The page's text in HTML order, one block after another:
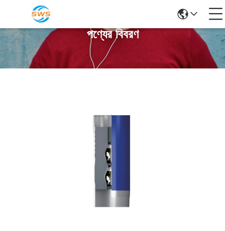
পণ্যের বিবরণ